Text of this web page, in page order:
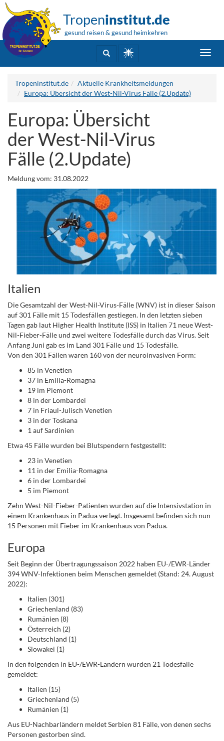
Tropeninstitut.de
gesund reisen & gesund heimkehren
Tropeninstitut.de
Aktuelle Krankheitsmeldungen
Europa: Übersicht der West-Nil-Virus Fälle (2.Update)
Europa: Übersicht
der West-Nil-Virus
Fälle (2.Update)
Meldung vom: 31.08.2022
Italien
Die Gesamtzahl der West-Nil-Virus-Fälle (WNV) ist in dieser Saison
auf 301 Fälle mit 15 Todesfällen gestiegen. In den letzten sieben
Tagen gab laut Higher Health Institute (ISS) in Italien 71 neue West-
Nil-Fieber-Fälle und zwei weitere Todesfälle durch das Virus. Seit
Anfang Juni gab es im Land 301 Fälle und 15 Todesfälle.
Von den 301 Fällen waren 160 von der neuroinvasiven Form:
85 in Venetien
37 in Emilia-Romagna
19 im Piemont
8 in der Lombardei
7 in Friaul-Julisch Venetien
3 in der Toskana
1 auf Sardinien
Etwa 45 Fälle wurden bei Blutspendern festgestellt:
23 in Venetien
11 in der Emilia-Romagna
6 in der Lombardei
5 im Piemont
Zehn West-Nil-Fieber-Patienten wurden auf die Intensivstation in
einem Krankenhaus in Padua verlegt. Insgesamt befinden sich nun
15 Personen mit Fieber im Krankenhaus von Padua.
Europa
Seit Beginn der Übertragungssaison 2022 haben EU-/EWR-Länder
394 WNV-Infektionen beim Menschen gemeldet (Stand: 24. August
2022):
Italien (301)
Griechenland (83)
Rumänien (8)
Österreich (2)
Deutschland (1)
Slowakei (1)
In den folgenden in EU-/EWR-Ländern wurden 21 Todesfälle
gemeldet:
Italien (15)
Griechenland (5)
Rumänien (1)
Aus EU-Nachbarländern meldet Serbien 81 Fälle, von denen sechs
Personen gestorben sind.